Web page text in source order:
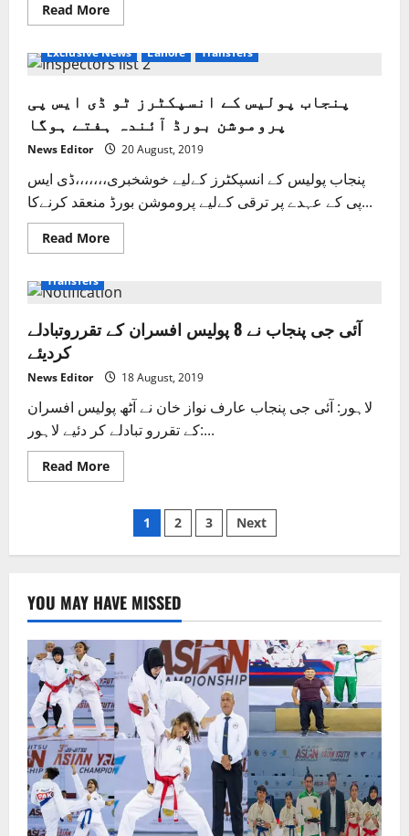
Read MoreRead
more
جی
پنجاب
نواز
نے5
افسران
کو
تبدیل
Exclusive News Lahore Transfers
پنجاب پولیس کے انسپکٹرز ٹو ڈی ایس پی
پروموشن بورڈ آئندہ ہفتے ہوگا
News Editor 20 August, 2019
پنجاب پولیس کے انسپکٹرز کےلیے خوشخبری،،،،،،،ڈی ایس
پی کے عہدے پر ترقی کےلیے پروموشن بورڈ منعقد کرنےکا...
Read MoreRead
more
پولیس
کے
ٹو
ڈی
پروموشن
آئندہ
ہفتے
ہوگا
Transfers
آئی جی پنجاب نے 8 پولیس افسران کے تقرروتبادلے
کردیئے
News Editor 18 August, 2019
لاہور: آئی جی پنجاب عارف نواز خان نے آٹھ پولیس افسران
کے تقررو تبادلے کر دئیے لاہور:...
Read MoreRead
more
8
کے
تقرروتبادلے
کردیئے
Posts
pagination
1 2 3 Next
YOU MAY HAVE MISSED